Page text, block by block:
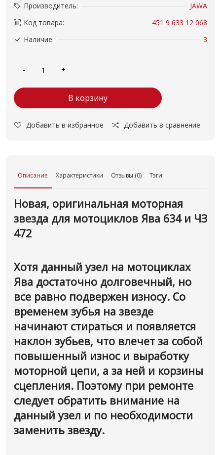
Производитель:
JAWA
Код товара:
451 9 633 12 068
Наличие:
3
В корзину
Добавить в избранное Добавить в сравнение
Описание Характеристики Отзывы (0) Тэги:
Новая, оригинальная моторная
звезда для мотоциклов Ява 634 и ЧЗ
472
Хотя данный узел на мотоциклах
Ява достаточно долговечный, но
все равно подвержен износу. Со
временем зубья на звезде
начинают стираться и появляется
наклон зубьев, что влечет за собой
повышенный износ и выработку
моторной цепи, а за ней и корзины
сцепления. Поэтому при ремонте
следует обратить внимание на
данный узел и по необходимости
заменить звезду.